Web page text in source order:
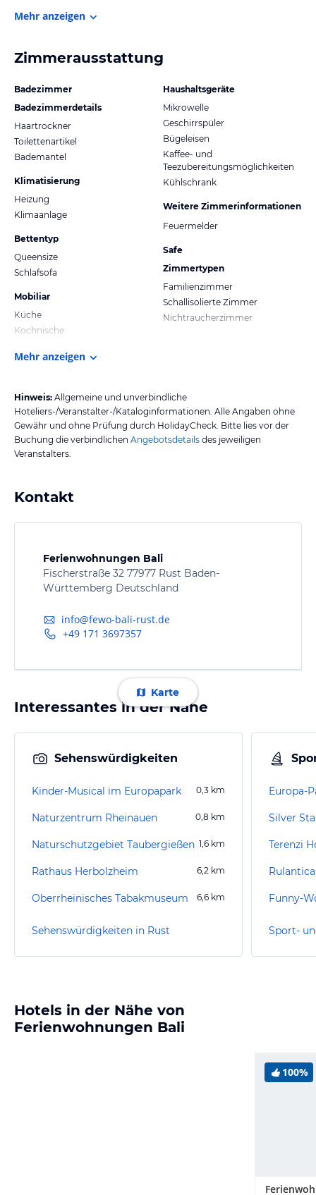
Mehr anzeigen
Zimmerausstattung
Badezimmer
Badezimmerdetails
Haartrockner
Toilettenartikel
Bademantel
Klimatisierung
Heizung
Klimaanlage
Bettentyp
Queensize
Schlafsofa
Mobiliar
Küche
Kochnische
Haushaltsgeräte
Mikrowelle
Geschirrspüler
Bügeleisen
Kaffee- und
Teezubereitungsmöglichkeiten
Kühlschrank
Weitere Zimmerinformationen
Feuermelder
Safe
Zimmertypen
Familienzimmer
Schallisolierte Zimmer
Nichtraucherzimmer
Mehr anzeigen
Hinweis: Allgemeine und unverbindliche
Hoteliers-/Veranstalter-/Kataloginformationen. Alle Angaben ohne
Gewähr und ohne Prüfung durch HolidayCheck. Bitte lies vor der
Buchung die verbindlichen Angebotsdetails des jeweiligen
Veranstalters.
Kontakt
Ferienwohnungen Bali
Fischerstraße 32 77977 Rust Baden-
Württemberg Deutschland
info@fewo-bali-rust.de
+49 171 3697357
Karte
Interessantes in der Nähe
Sehenswürdigkeiten
Kinder-Musical im Europapark 0,3 km
Naturzentrum Rheinauen 0,8 km
Naturschutzgebiet Taubergießen 1,6 km
Rathaus Herbolzheim 6,2 km
Oberrheinisches Tabakmuseum 6,6 km
Sehenswürdigkeiten in Rust
Europa-
Silver
Terenzi
Sport-
Hotels in der Nähe von
Ferienwohnungen Bali
100%